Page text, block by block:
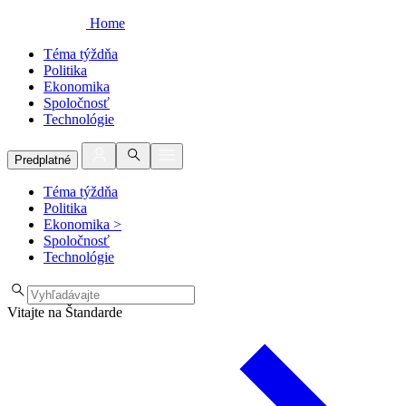
Home
Téma týždňa
Politika
Ekonomika
Spoločnosť
Technológie
Predplatné
Téma týždňa
Politika
Ekonomika >
Spoločnosť
Technológie
Vitajte na Štandarde